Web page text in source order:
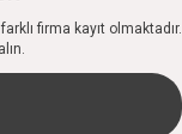
firma kayıt olmaktadır.